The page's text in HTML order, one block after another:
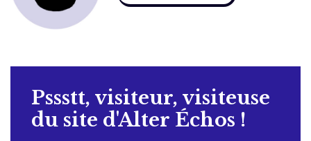
Pssstt, visiteur, visiteuse
du site d'Alter Échos !